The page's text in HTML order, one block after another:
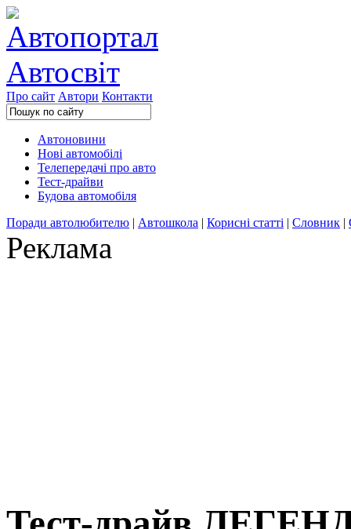
Про сайт Автори Контакти
Автоновини
Нові автомобілі
Телепередачі про авто
Тест-драйви
Будова автомобіля
Поради автолюбителю | Автошкола | Корисні статті | Словник |
Реклама